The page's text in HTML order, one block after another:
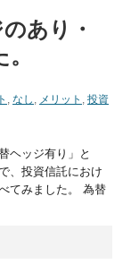
あり・
, なし , メリット , 投資
ヘッジ有り」と
、投資信託におけ
てみました。 為替